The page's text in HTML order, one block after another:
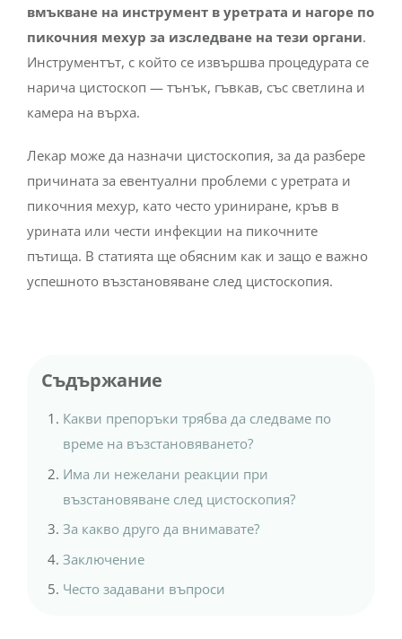
вмъкване на инструмент в уретрата и нагоре по
пикочния мехур за изследване на тези органи.
Инструментът, с който се извършва процедурата се
нарича цистоскоп — тънък, гъвкав, със светлина и
камера на върха.
Лекар може да назначи цистоскопия, за да разбере
причината за евентуални проблеми с уретрата и
пикочния мехур, като често уриниране, кръв в
урината или чести инфекции на пикочните
пътища. В статията ще обясним как и защо е важно
успешното възстановяване след цистоскопия.
Съдържание
Какви препоръки трябва да следваме по
време на възстановяването?
Има ли нежелани реакции при
възстановяване след цистоскопия?
За какво друго да внимавате?
Заключение
Често задавани въпроси